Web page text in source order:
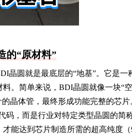
的“原材料”
晶圆就是最底层的“地基”。它是
。简单来说，BDI晶圆就像一块“
晶体管，最终形成功能完整的芯片
码，而是行业对特定类型晶圆的简
能达到芯片制造所需的超高纯度